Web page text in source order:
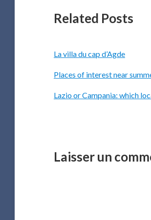
Related Posts
La villa du cap d’Agde
Places of interest near
Lazio or Campania: which
Laisser un